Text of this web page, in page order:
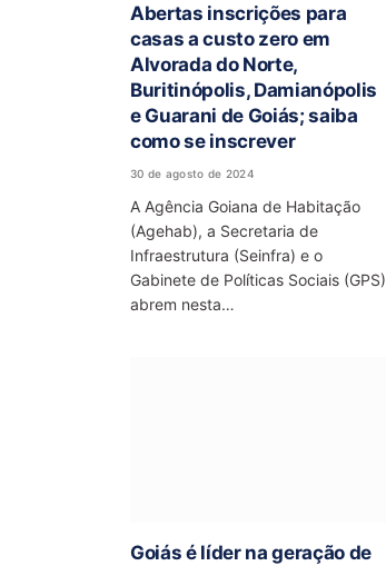
Abertas inscrições para
casas a custo zero em
Alvorada do Norte,
Buritinópolis, Damianópolis
e Guarani de Goiás; saiba
como se inscrever
30 de agosto de 2024
A Agência Goiana de Habitação
(Agehab), a Secretaria de
Infraestrutura (Seinfra) e o
Gabinete de Políticas Sociais (GPS)
abrem nesta…
Goiás é líder na geração de